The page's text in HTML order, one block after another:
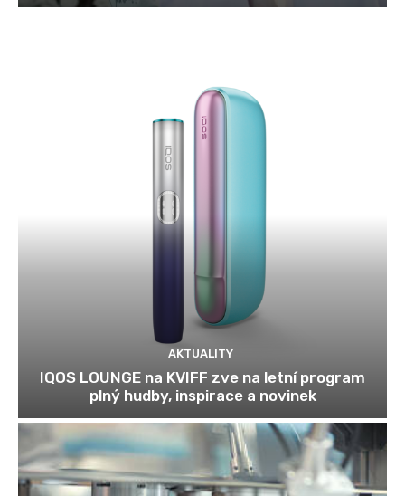
AKTUALITY
IQOS LOUNGE na KVIFF zve na letní program
plný hudby, inspirace a novinek